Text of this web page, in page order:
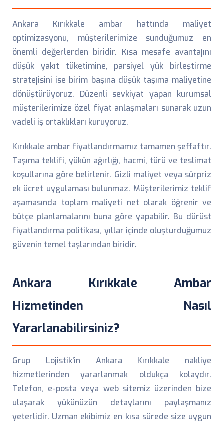
Ankara Kırıkkale ambar hattında maliyet
optimizasyonu, müşterilerimize sunduğumuz en
önemli değerlerden biridir. Kısa mesafe avantajını
düşük yakıt tüketimine, parsiyel yük birleştirme
stratejisini ise birim başına düşük taşıma maliyetine
dönüştürüyoruz. Düzenli sevkiyat yapan kurumsal
müşterilerimize özel fiyat anlaşmaları sunarak uzun
vadeli iş ortaklıkları kuruyoruz.
Kırıkkale ambar fiyatlandırmamız tamamen şeffaftır.
Taşıma teklifi, yükün ağırlığı, hacmi, türü ve teslimat
koşullarına göre belirlenir. Gizli maliyet veya sürpriz
ek ücret uygulaması bulunmaz. Müşterilerimiz teklif
aşamasında toplam maliyeti net olarak öğrenir ve
bütçe planlamalarını buna göre yapabilir. Bu dürüst
fiyatlandırma politikası, yıllar içinde oluşturduğumuz
güvenin temel taşlarından biridir.
Ankara Kırıkkale Ambar
Hizmetinden Nasıl
Yararlanabilirsiniz?
Grup Lojistik'in Ankara Kırıkkale nakliye
hizmetlerinden yararlanmak oldukça kolaydır.
Telefon, e-posta veya web sitemiz üzerinden bize
ulaşarak yükünüzün detaylarını paylaşmanız
yeterlidir. Uzman ekibimiz en kısa sürede size uygun